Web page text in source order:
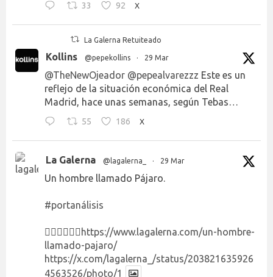
33 92 X
La Galerna Retuiteado
Kollins @pepekollins · 29 Mar
@TheNewOjeador @pepealvarezzz Este es un
reflejo de la situación económica del Real
Madrid, hace unas semanas, según Tebas…
55 186 X
La Galerna @lagalerna_ · 29 Mar
Un hombre llamado Pájaro.
#portanálisis
👉🏻👉🏻👉🏻 https://www.lagalerna.com/un-hombre-
llamado-pajaro/
https://x.com/lagalerna_/status/203821635926
4563526/photo/1